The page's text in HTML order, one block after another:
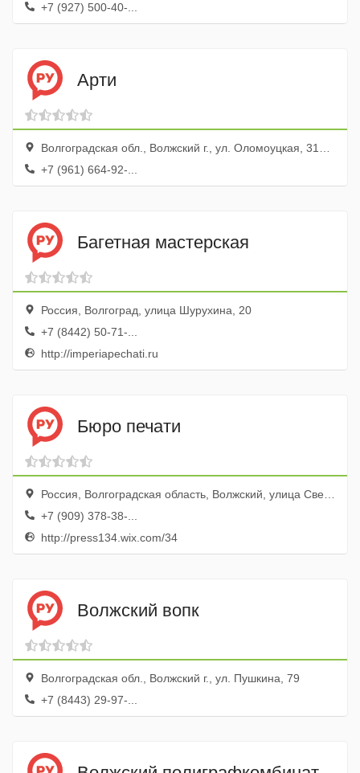
+7 (927) 500-40-...
Арти
Волгоградская обл., Волжский г., ул. Оломоуцкая, 31в, эт. 3, оф. 39
+7 (961) 664-92-...
Багетная мастерская
Россия, Волгоград, улица Шурухина, 20
+7 (8442) 50-71-...
http://imperiapechati.ru
Бюро печати
Россия, Волгоградская область, Волжский, улица Свердлова, 37
+7 (909) 378-38-...
http://press134.wix.com/34
Волжский вопк
Волгоградская обл., Волжский г., ул. Пушкина, 79
+7 (8443) 29-97-...